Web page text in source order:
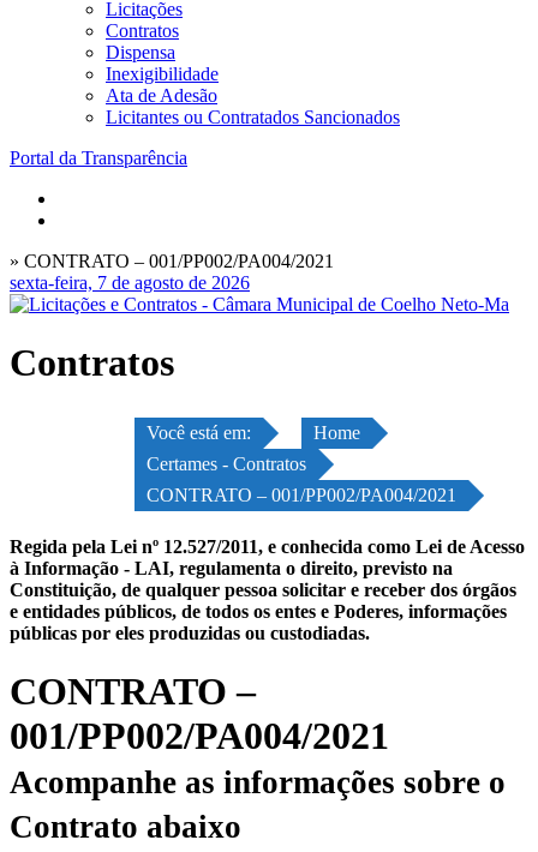
Licitações
Contratos
Dispensa
Inexigibilidade
Ata de Adesão
Licitantes ou Contratados Sancionados
Portal da Transparência
» CONTRATO – 001/PP002/PA004/2021
sexta-feira, 7 de agosto de 2026
Contratos
Você está em:
Home
Certames - Contratos
CONTRATO – 001/PP002/PA004/2021
Regida pela Lei nº 12.527/2011, e conhecida como Lei de Acesso
à Informação - LAI, regulamenta o direito, previsto na
Constituição, de qualquer pessoa solicitar e receber dos órgãos
e entidades públicos, de todos os entes e Poderes, informações
públicas por eles produzidas ou custodiadas.
CONTRATO –
001/PP002/PA004/2021
Acompanhe as informações sobre o
Contrato abaixo